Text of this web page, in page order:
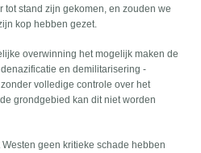
stand zijn gekomen, en zouden we
kop hebben gezet.
overwinning het mogelijk maken de
en demilitarisering -
volledige controle over het
grondgebied kan dit niet worden
geen kritieke schade hebben